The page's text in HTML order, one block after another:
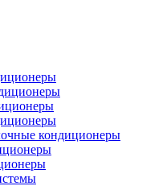
кондиционеры